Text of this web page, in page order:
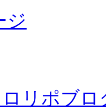
ジ
ロリポブロ